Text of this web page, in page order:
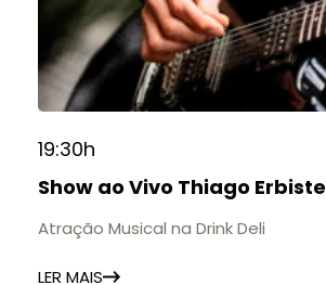
19:30h
Show ao Vivo Thiago Erbiste
Atração Musical na Drink Deli
LER MAIS